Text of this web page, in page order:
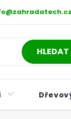
Postup při
HLEDAT